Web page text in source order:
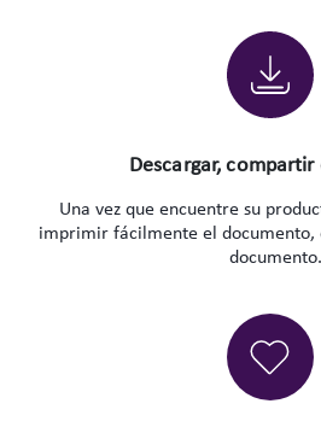
Descargar,
Una vez que encuentre su
imprimir fácilmente el documento,
documento.